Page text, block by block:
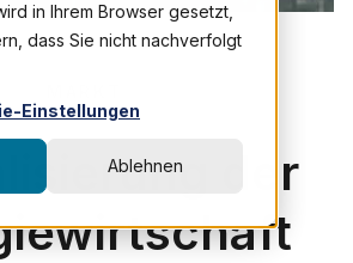
in Ihrem Browser gesetzt,
dass Sie nicht nachverfolgt
Einstellungen
Ablehnen
der